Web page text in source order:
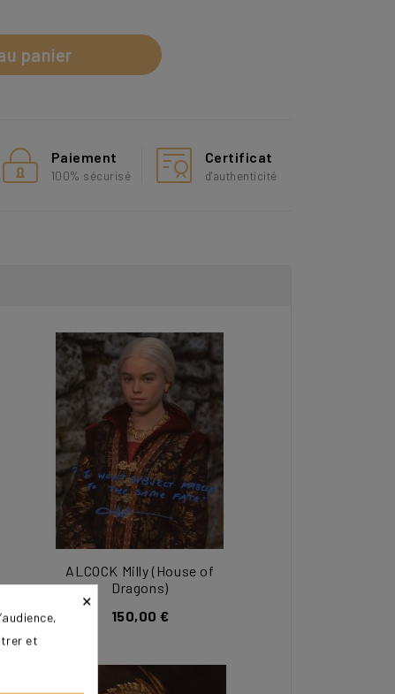
panier
Paiement
100% sécurisé
Certificat
d'authenticité
ALCOCK Milly (House of
Dragons)
150,00 €
×
et